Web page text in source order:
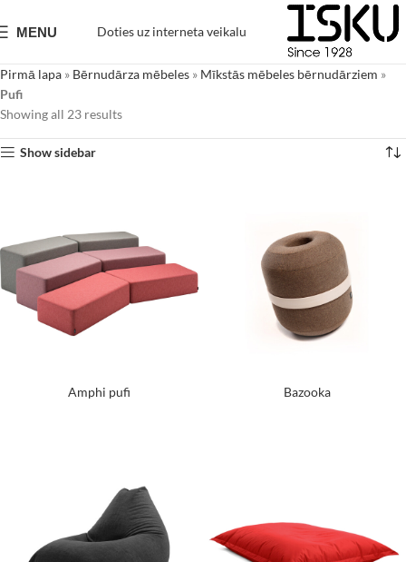
MENU Doties uz interneta veikalu
Pirmā lapa » Bērnudārza mēbeles » Mīkstās mēbeles bērnudārziem »
Pufi
Showing all 23 results
Show sidebar
Amphi pufi Bazooka